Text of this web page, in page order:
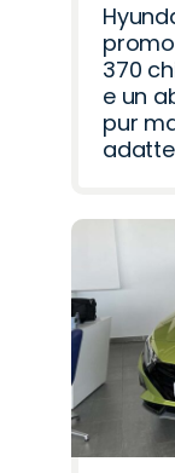
370
e un
pur